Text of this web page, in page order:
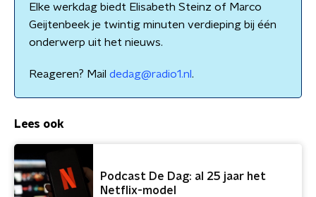
Elke werkdag biedt Elisabeth Steinz of Marco
Geijtenbeek je twintig minuten verdieping bij één
onderwerp uit het nieuws.
Reageren? Mail dedag@radio1.nl .
Lees ook
Podcast De Dag: al 25 jaar het
Netflix-model